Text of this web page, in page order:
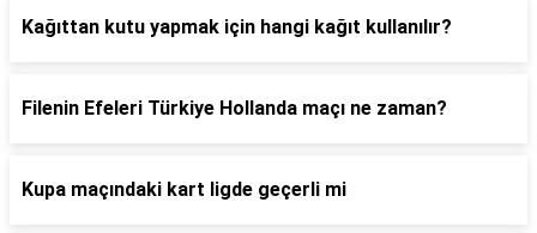
Kağıttan kutu yapmak için hangi kağıt kullanılır?
Filenin Efeleri Türkiye Hollanda maçı ne zaman?
Kupa maçındaki kart ligde geçerli mi